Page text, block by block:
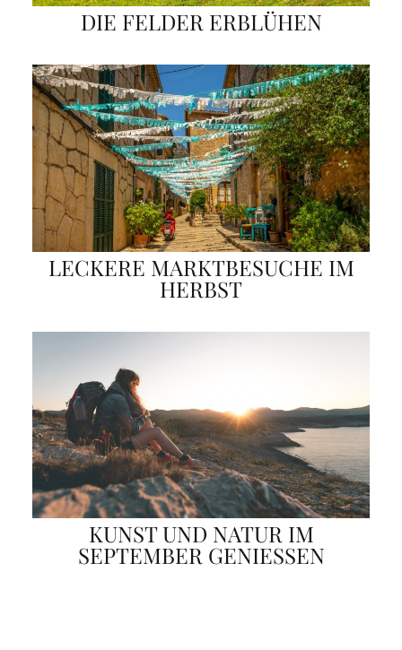
DIE FELDER ERBLÜHEN
LECKERE MARKTBESUCHE IM
HERBST
KUNST UND NATUR IM
SEPTEMBER GENIESSEN